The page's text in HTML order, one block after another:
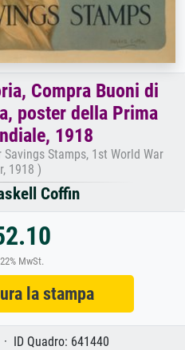
Compra Buoni di
poster della Prima
1918
Stamps, 1st World War
1918 )
Coffin
MwSt.
la stampa
ID Quadro: 641440